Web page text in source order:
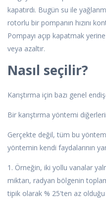
kapatırdı. Bugün su ile
rotorlu bir pompanın hızını
Pompayı açıp kapatmak yerine
veya azaltır.
Nasıl seçilir?
Karıştırma için bazı genel
Bir karıştırma yöntemi
Gerçekte değil, tüm bu
yöntemin kendi faydalarının
1. Örneğin, iki yollu vanalar
miktarı, radyan bölgenin
tipik olarak % 25'ten az olduğu